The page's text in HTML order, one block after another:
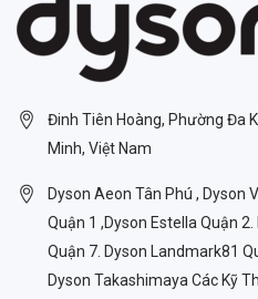
Đinh Tiên Hoàng, Phường Đa
Minh, Việt Nam
Dyson Aeon Tân Phú , Dyson
Quận 1 ,Dyson Estella Quận 2.
Quận 7. Dyson Landmark81
Dyson Takashimaya Các Kỹ